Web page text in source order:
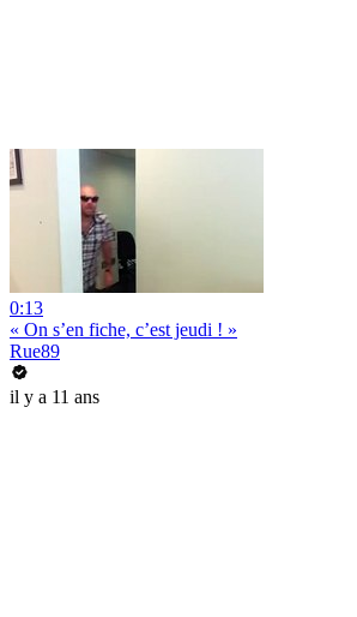
0:13
« On s’en fiche, c’est jeudi ! »
Rue89
il y a 11 ans